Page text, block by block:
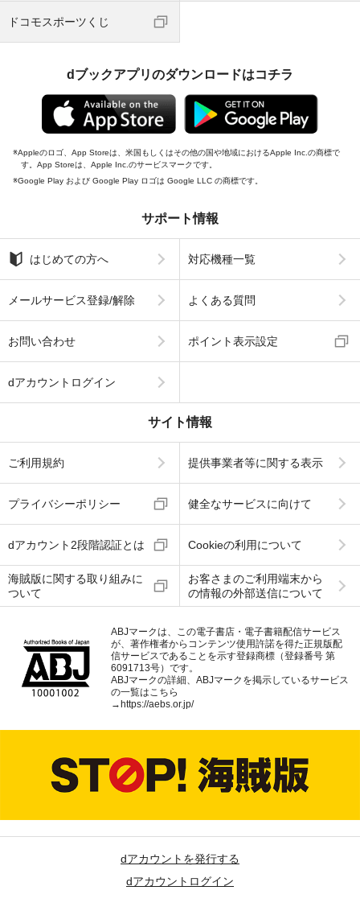
ドコモスポーツくじ
dブックアプリのダウンロードはコチラ
Appleのロゴ、App Storeは、米国もしくはその他の国や地域におけるApple Inc.の商標で
す。App Storeは、Apple Inc.のサービスマークです。
Google Play および Google Play ロゴは Google LLC の商標です。
サポート情報
はじめての方へ 対応機種一覧
メールサービス登録/解除 よくある質問
お問い合わせ ポイント表示設定
dアカウントログイン
サイト情報
ご利用規約 提供事業者等に関する表示
プライバシーポリシー 健全なサービスに向けて
dアカウント2段階認証とは Cookieの利用について
海賊版に関する取り組みに
ついて
お客さまのご利用端末から
の情報の外部送信について
ABJマークは、この電子書店・電子書籍配信サービス
が、著作権者からコンテンツ使用許諾を得た正規版配
信サービスであることを示す登録商標（登録番号 第
6091713号）です。
ABJマークの詳細、ABJマークを掲示しているサービス
の一覧はこちら
→ https://aebs.or.jp/
dアカウントを発行する
dアカウントログイン